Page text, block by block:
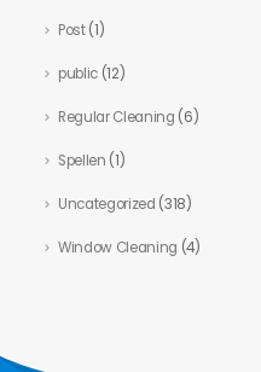
Post(1)
public(12)
Regular Cleaning (6)
Spellen (1)
Uncategorized (318)
Window Cleaning (4)